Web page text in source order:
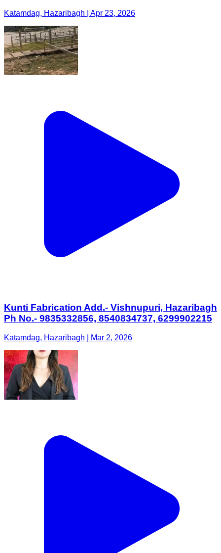
Katamdag, Hazaribagh | Apr 23, 2026
Kunti Fabrication Add.- Vishnupuri, Hazaribagh
Ph No.- 9835332856, 8540834737, 6299902215
Katamdag, Hazaribagh | Mar 2, 2026